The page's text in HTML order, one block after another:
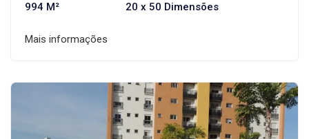
994 M² 20 x 50 Dimensões
Mais informações